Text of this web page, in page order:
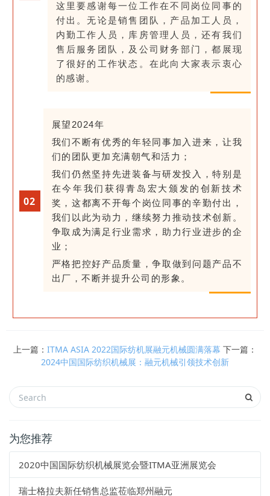
这里要感谢每一位工作在不同岗位同事的
付出。无论是销售团队，产品加工人员，
内勤工作人员，库房管理人员，还有我们
售后服务团队，及公司财务部门，都展现
了很好的工作状态。在此向大家表示衷心
的感谢。
02
展望2024年
我们不断有优秀的年轻同事加入进来，让我
们的团队更加充满朝气和活力；
我们仍然坚持先进装备与研发投入，特别是
在今年我们获得青岛宏大颁发的创新技术
奖，这都离不开每个岗位同事的辛勤付出，
我们以此为动力，继续努力推动技术创新。
争取成为满足行业需求，助力行业进步的企
业；
严格把控好产品质量，争取做到问题产品不
出厂，不断并提升公司的形象。
上一篇： ITMA ASIA 2022国际纺机展融元机械圆满落幕 下一篇：
2024中国国际纺织机械展：融元机械引领技术创新
为您推荐
2020中国国际纺织机械展览会暨ITMA亚洲展览会
瑞士格拉夫新任销售总监莅临郑州融元